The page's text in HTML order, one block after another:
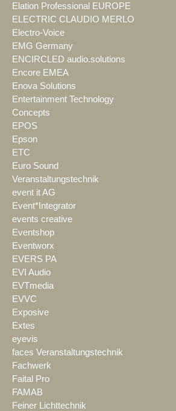
Elation Professional EUROPE
ELECTRIC CLAUDIO MERLO
Electro-Voice
EMG Germany
ENCIRCLED audio.solutions
Encore EMEA
Enova Solutions
Entertainment Technology
Concepts
EPOS
Epson
ETC
Euro Sound
Veranstaltungstechnik
event it AG
Event*Integrator
events creative
Eventshop
Eventworx
EVERS PA
EVI Audio
EVTmedia
EVVC
Exposive
Extes
eyevis
faces Veranstaltungstechnik
Fachwerk
Faital Pro
FAMAB
Feiner Lichttechnik